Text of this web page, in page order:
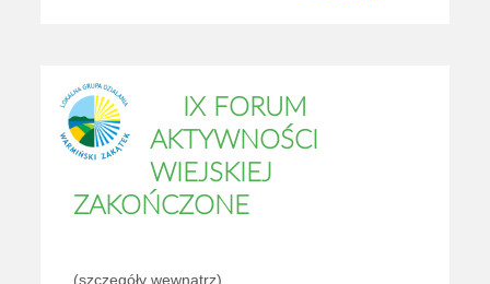
IX FORUM
AKTYWNOŚCI
WIEJSKIEJ
ZAKOŃCZONE
(szczegóły wewnątrz)